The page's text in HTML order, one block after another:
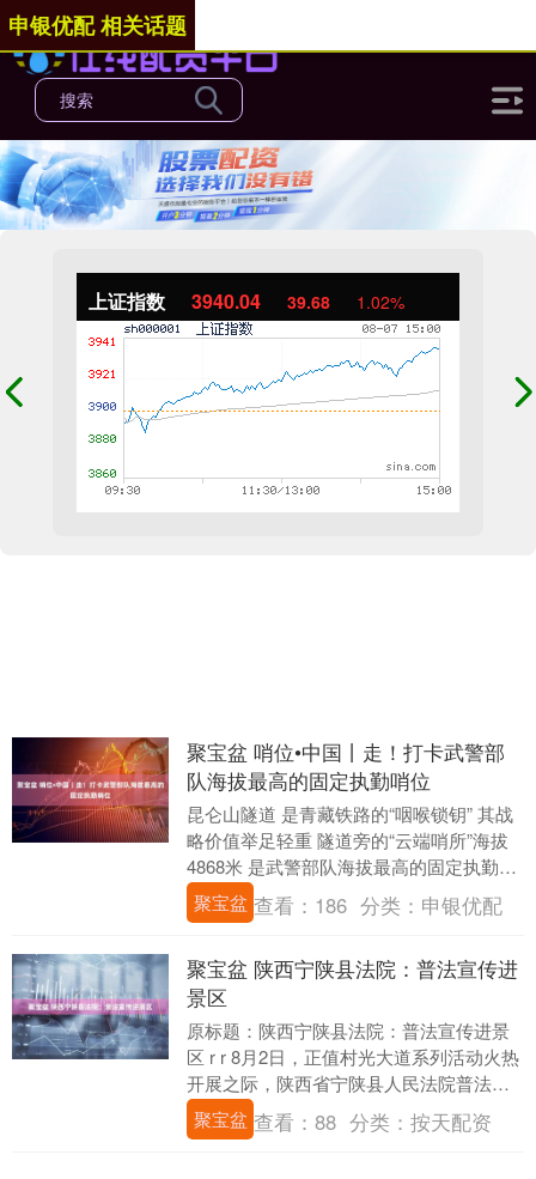
上证指数 3940.04 39.68 1.02%
申银优配 相关话题
聚宝盆 哨位•中国丨走！打卡武警部
队海拔最高的固定执勤哨位
昆仑山隧道 是青藏铁路的“咽喉锁钥” 其战
略价值举足轻重 隧道旁的“云端哨所”海拔
4868米 是武警部队海拔最高的固定执勤哨
位 武警青海总队 海西支队执勤七中队....
聚宝盆 查看： 186 分类： 申银优配
聚宝盆 陕西宁陕县法院：普法宣传进
景区
原标题：陕西宁陕县法院：普法宣传进景
区 r r 8月2日，正值村光大道系列活动火热
开展之际，陕西省宁陕县人民法院普法宣
讲团结合县域旅游特色，走进筒车湾漂
流、苍龙....
聚宝盆 查看：88 分类：按天配资